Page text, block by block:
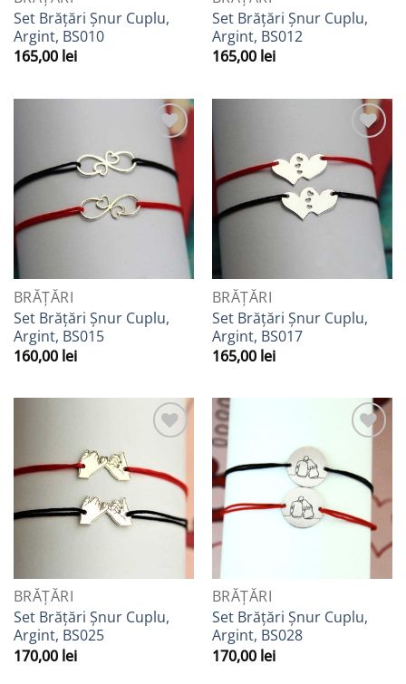
Set Brățări Șnur Cuplu,
Argint, BS010
165,00 lei
Set Brățări Șnur Cuplu,
Argint, BS012
165,00 lei
Adaugă
la
Favorite
BRĂȚĂRI
Set Brățări Șnur Cuplu,
Argint, BS015
160,00 lei
Adaugă
la
Favorite
BRĂȚĂRI
Set Brățări Șnur Cuplu,
Argint, BS017
165,00 lei
la
Favorite
BRĂȚĂRI
Set Brățări Șnur Cuplu,
Argint, BS025
170,00 lei
la
Favorite
BRĂȚĂRI
Set Brățări Șnur Cuplu,
Argint, BS028
170,00 lei